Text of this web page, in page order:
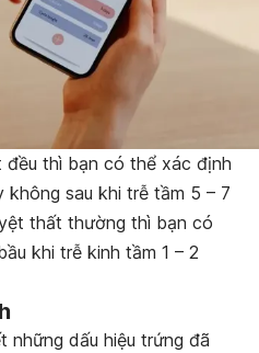
đều thì bạn có thể xác định
sau khi trễ tầm 5 – 7
thất thường thì bạn có
khi trễ kinh tầm 1 – 2
những dấu hiệu trứng đã